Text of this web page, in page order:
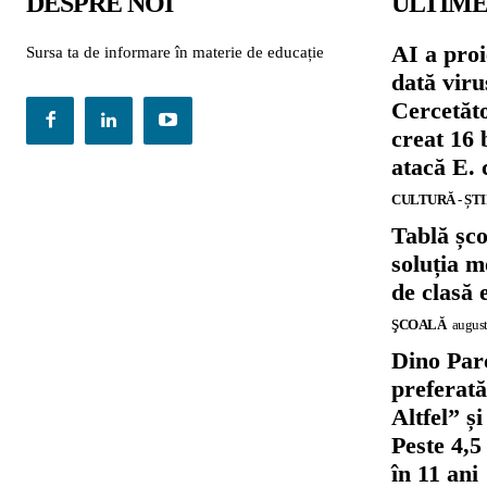
Sursa ta de informare în materie de educație
AI a
dată
creat 16
atacă E.
CULTURĂ -
Tablă
soluția
de clasă
ŞCOALĂ
Dino
Altfel” și
Peste
în 11 ani